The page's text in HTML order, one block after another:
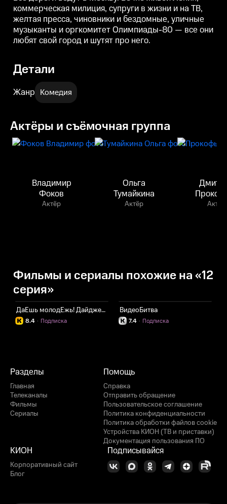
коммерческая милиция, супруги в жизни и на ТВ,
желтая пресса, чиновники и бездомные, уличные
музыканты и оргкомитет Олимпиады-80 — все они
любят свой город и шутят про него.
Детали
Жанр Комедия
Актёры и съёмочная группа
Владимир
Фоков
Актёр
Ольга
Тумайкина
Актёр Актёр
Фильмы и сериалы похожие на «12
серия»
ДаЕшь молодЕжь! Дайджесты
8.4 Подписка
·
ВидеоБитва
7.4 Подписка
·
Разделы
Главная
Телеканалы
Фильмы
Сериалы
Помощь
Справка
Отправить обращение
Пользовательское соглашение
Политика конфиденциальности
Политика обработки файлов cookie
Устройства КИОН (ТВ и приставки)
Документация пользования ПО
КИОН
Корпоративный сайт
Блог
Подписывайся